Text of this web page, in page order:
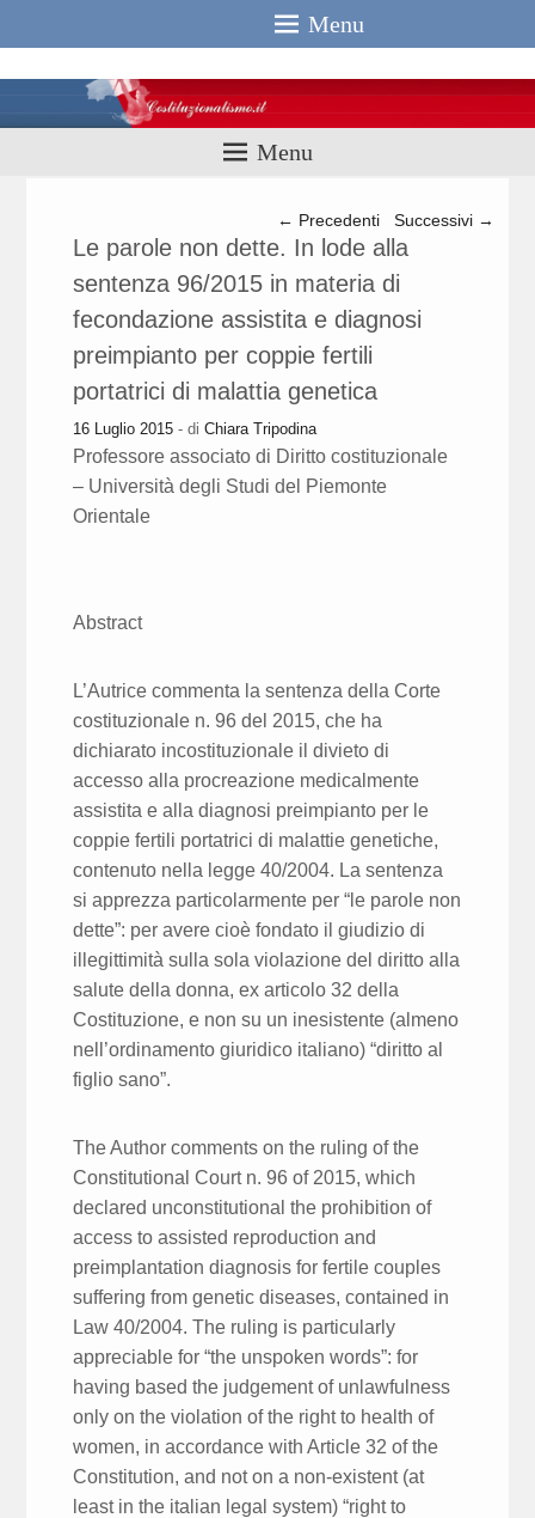
Menu
Menu
Navigazione articolo
← Precedenti Successivi →
Le parole non dette. In lode alla
sentenza 96/2015 in materia di
fecondazione assistita e diagnosi
preimpianto per coppie fertili
portatrici di malattia genetica
16 Luglio 2015 - di Chiara Tripodina
Professore associato di Diritto costituzionale
– Università degli Studi del Piemonte
Orientale
Abstract
L’Autrice commenta la sentenza della Corte
costituzionale n. 96 del 2015, che ha
dichiarato incostituzionale il divieto di
accesso alla procreazione medicalmente
assistita e alla diagnosi preimpianto per le
coppie fertili portatrici di malattie genetiche,
contenuto nella legge 40/2004. La sentenza
si apprezza particolarmente per “le parole non
dette”: per avere cioè fondato il giudizio di
illegittimità sulla sola violazione del diritto alla
salute della donna, ex articolo 32 della
Costituzione, e non su un inesistente (almeno
nell’ordinamento giuridico italiano) “diritto al
figlio sano”.
The Author comments on the ruling of the
Constitutional Court n. 96 of 2015, which
declared unconstitutional the prohibition of
access to assisted reproduction and
preimplantation diagnosis for fertile couples
suffering from genetic diseases, contained in
Law 40/2004. The ruling is particularly
appreciable for “the unspoken words”: for
having based the judgement of unlawfulness
only on the violation of the right to health of
women, in accordance with Article 32 of the
Constitution, and not on a non-existent (at
least in the italian legal system) “right to